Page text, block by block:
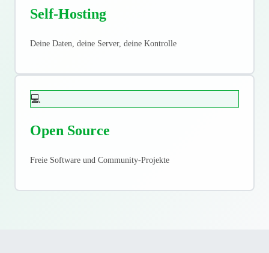
Self-Hosting
Deine Daten, deine Server, deine Kontrolle
💻
Open Source
Freie Software und Community-Projekte